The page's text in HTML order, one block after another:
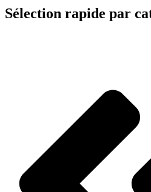
Sélection rapide par